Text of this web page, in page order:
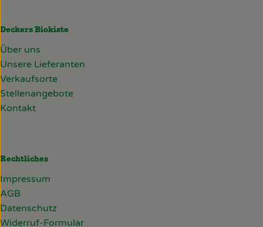
Deckers Biokiste
Über uns
Unsere Lieferanten
Verkaufsorte
Stellenangebote
Kontakt
Rechtliches
Impressum
AGB
Datenschutz
Widerruf-Formular